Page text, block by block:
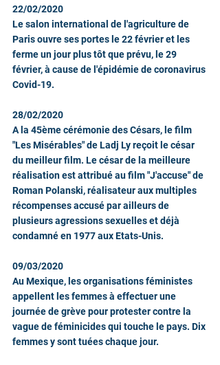
22/02/2020
Le salon international de l'agriculture de
Paris ouvre ses portes le 22 février et les
ferme un jour plus tôt que prévu, le 29
février, à cause de l'épidémie de coronavirus
Covid-19.
28/02/2020
A la 45ème cérémonie des Césars, le film
"Les Misérables" de Ladj Ly reçoit le césar
du meilleur film. Le césar de la meilleure
réalisation est attribué au film "J'accuse" de
Roman Polanski, réalisateur aux multiples
récompenses accusé par ailleurs de
plusieurs agressions sexuelles et déjà
condamné en 1977 aux Etats-Unis.
09/03/2020
Au Mexique, les organisations féministes
appellent les femmes à effectuer une
journée de grève pour protester contre la
vague de féminicides qui touche le pays. Dix
femmes y sont tuées chaque jour.